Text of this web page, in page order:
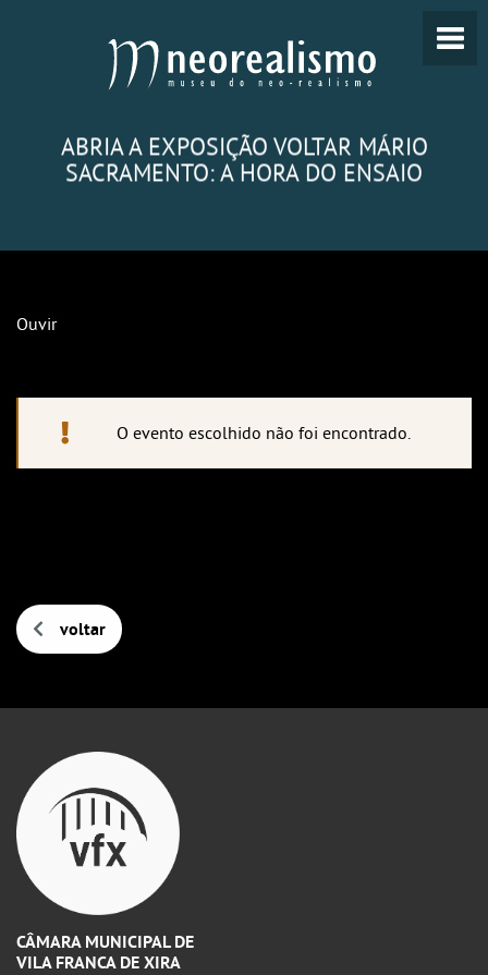
ABRIA A EXPOSIÇÃO VOLTAR MÁRIO
SACRAMENTO: A HORA DO ENSAIO
Ouvir
O evento escolhido não foi encontrado.
voltar
CÂMARA MUNICIPAL DE
VILA FRANCA DE XIRA